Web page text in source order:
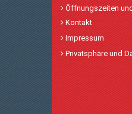
Öffnungszeiten
Kontakt
Impressum
Privatsphäre und